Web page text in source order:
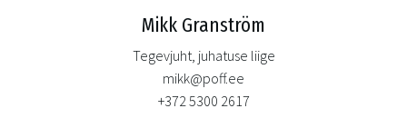
Mikk Granström
Tegevjuht, juhatuse liige
mikk@poff.ee
+372 5300 2617